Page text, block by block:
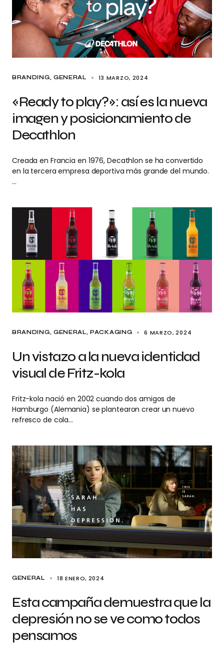
BRANDING GENERAL 13 MARZO, 2024
«Ready to play?»: así es la nueva
imagen y posicionamiento de
Decathlon
Creada en Francia en 1976, Decathlon se ha convertido
en la tercera empresa deportiva más grande del mundo.
…
BRANDING GENERAL PACKAGING 6 MARZO, 2024
Un vistazo a la nueva identidad
visual de Fritz-kola
Fritz-kola nació en 2002 cuando dos amigos de
Hamburgo (Alemania) se plantearon crear un nuevo
refresco de cola…
GENERAL 18 ENERO, 2024
Esta campaña demuestra que la
depresión no se ve como todos
pensamos